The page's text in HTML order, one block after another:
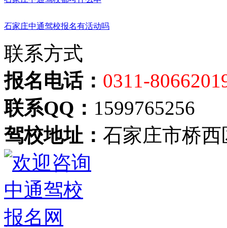
石家庄中通驾校报名有活动吗
联系方式
报名电话： 0311-
联系QQ： 1599765256
驾校地址： 石家庄市桥